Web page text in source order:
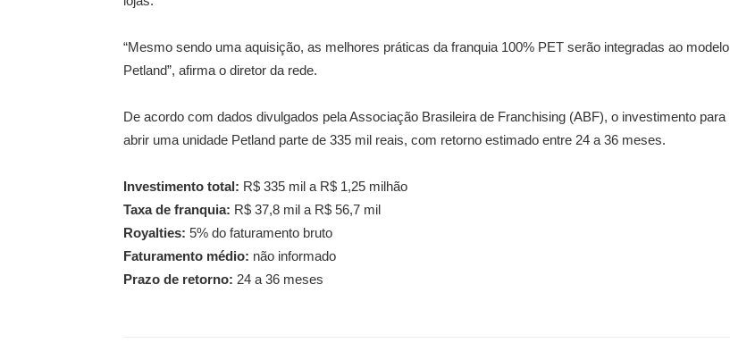
“Mesmo sendo uma aquisição, as melhores práticas da franquia 100% PET serão integradas ao modelo
Petland”, afirma o diretor da rede.
De acordo com dados divulgados pela Associação Brasileira de Franchising (ABF), o investimento para
abrir uma unidade Petland parte de 335 mil reais, com retorno estimado entre 24 a 36 meses.
Investimento total: R$ 335 mil a R$ 1,25 milhão
Taxa de franquia: R$ 37,8 mil a R$ 56,7 mil
Royalties: 5% do faturamento bruto
Faturamento médio: não informado
Prazo de retorno: 24 a 36 meses